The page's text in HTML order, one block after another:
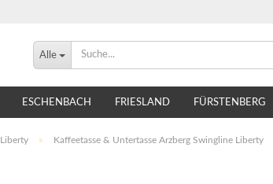
Alle
ESCHENBACH FRIESLAND FÜRSTENBERG
VILLEROY & BOCH
Liberty » Kaffeetasse & Untertasse Arzberg Swingline Liberty